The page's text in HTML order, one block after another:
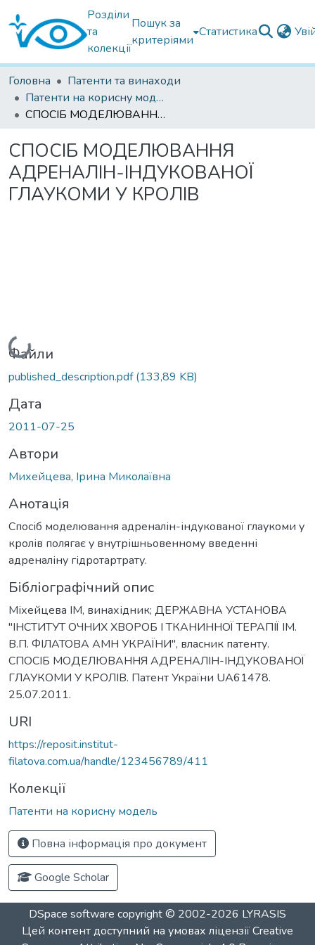
Розділи
та
колекції
Пошук за
критеріями
Статистика
Головна
Патенти та винаходи
Патенти на корисну модель
СПОСІБ МОДЕЛЮВАННЯ АДРЕНАЛІН-ІНДУКОВАНОЇ ГЛАУКОМИ У КРОЛІВ
СПОСІБ МОДЕЛЮВАННЯ
АДРЕНАЛІН-ІНДУКОВАНОЇ
ГЛАУКОМИ У КРОЛІВ
Вантажиться...
Файли
published_description.pdf(133,89 KB)
Дата
2011-07-25
Автори
Михейцева, Ірина Миколаївна
Анотація
Спосіб моделювання адреналін-індукованої глаукоми у
кролів полягає у внутрішньовенному введенні
адреналіну гідротартрату.
Бібліографічний опис
Міхейцева ІМ, винахідник; ДЕРЖАВНА УСТАНОВА
"ІНСТИТУТ ОЧНИХ ХВОРОБ І ТКАНИННОЇ ТЕРАПІЇ ІМ.
В.П. ФІЛАТОВА АМН УКРАЇНИ", власник патенту.
СПОСІБ МОДЕЛЮВАННЯ АДРЕНАЛІН-ІНДУКОВАНОЇ
ГЛАУКОМИ У КРОЛІВ. Патент України UA61478.
25.07.2011.
URI
https://reposit.institut-
filatova.com.ua/handle/123456789/411
Колекції
Патенти на корисну модель
Повна інформація про документ
Google Scholar
DSpace software copyright © 2002-2026 LYRASIS
Цей контент доступний на умовах ліцензіїCreative